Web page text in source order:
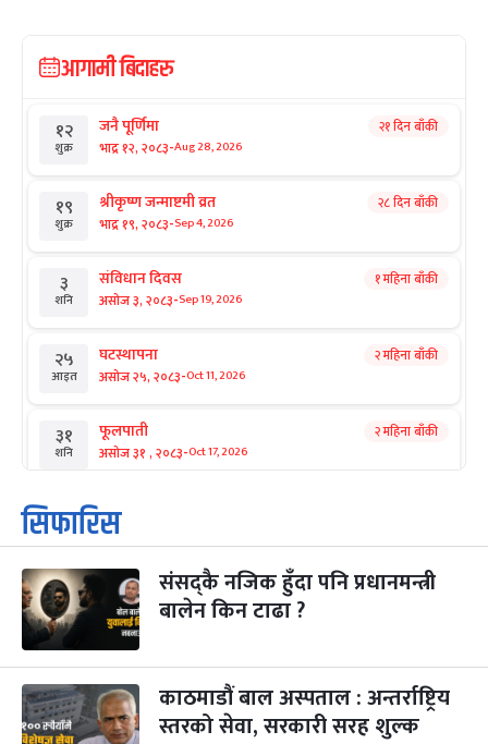
आगामी बिदाहरु
१२
शुक्र
जनै पूर्णिमा
भाद्र १२, २०८३-Aug 28, 2026
२१ दिन बाँकी
१९
शुक्र
श्रीकृष्ण जन्माष्टमी व्रत
भाद्र १९, २०८३-Sep 4, 2026
२८ दिन बाँकी
३
शनि
संविधान दिवस
असोज ३, २०८३-Sep 19, 2026
१ महिना बाँकी
२५
आइत
घटस्थापना
असोज २५, २०८३-Oct 11, 2026
२ महिना बाँकी
३१
शनि
फूलपाती
असोज ३१ , २०८३-Oct 17, 2026
२ महिना बाँकी
१
आइत
कार्तिक सङ्क्रान्ति
कार्तिक १, २०८३
३
मंगल
महानवमी
कार्तिक ३, २०८३-Oct 20, 2026
२ महिना बाँकी
४
बुध कार्तिक ४, २०८३ Oct 21, 2026
पापा‌ङ्कुशा एकादशी व्रत २ महिना बाँकी
सिफारिस
संसद्कै नजिक हुँदा पनि प्रधानमन्त्री
बालेन किन टाढा ?
काठमाडौं बाल अस्पताल : अन्तर्राष्ट्रिय
स्तरको सेवा, सरकारी सरह शुल्क